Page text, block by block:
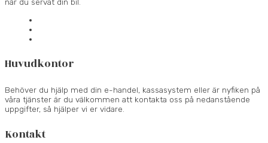
Huvudkontor
Behöver du hjälp med din e-handel, kassasystem eller är nyfiken på
våra tjänster är du välkommen att kontakta oss på nedanstående
uppgifter, så hjälper vi er vidare.
Kontakt